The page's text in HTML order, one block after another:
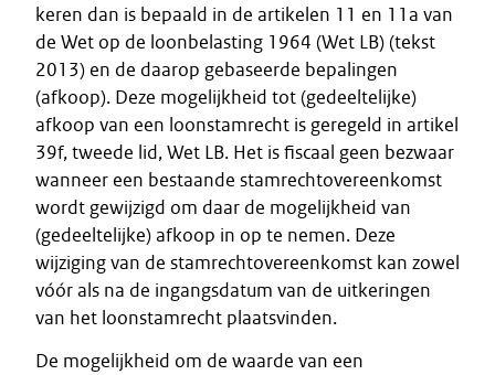
keren dan is bepaald in de artikelen 11 en 11a van
de Wet op de loonbelasting 1964 (Wet LB) (tekst
2013) en de daarop gebaseerde bepalingen
(afkoop). Deze mogelijkheid tot (gedeeltelijke)
afkoop van een loonstamrecht is geregeld in artikel
39f, tweede lid, Wet LB. Het is fiscaal geen bezwaar
wanneer een bestaande stamrechtovereenkomst
wordt gewijzigd om daar de mogelijkheid van
(gedeeltelijke) afkoop in op te nemen. Deze
wijziging van de stamrechtovereenkomst kan zowel
vóór als na de ingangsdatum van de uitkeringen
van het loonstamrecht plaatsvinden.
De mogelijkheid om de waarde van een